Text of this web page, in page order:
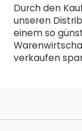
Durch den
unseren
einem so
verkaufen